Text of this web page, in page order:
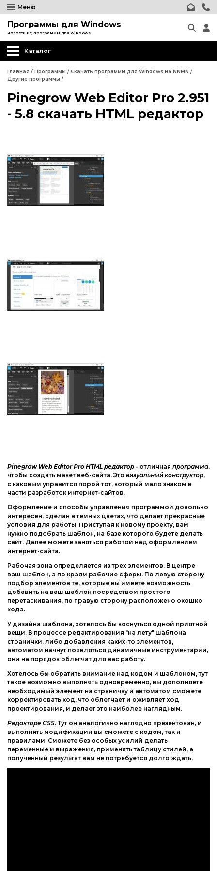
Меню
Программы для Windows
новости ит, программы для windows
Каталог
Программы для Бизнеса
Дизайн - графика
Обработка текста
Образование
Другие ОС
Драйвера
Главная / Программы / Скачать программы для Windows на NNMN /
Другие программы /
Pinegrow Web Editor Pro 2.951
- 5.8 скачать HTML редактор
Pinegrow Web Editor Pro HTML редактор - отличная программа,
чтобы создать макет веб-сайта. Это визуальный конструктор,
с каковым управится порой тот, который мало знаком в
части разработок интернет-сайтов.
Оформление и способы управления программой довольно
интересен, сделан в темных цветах, что делает прекрасные
условия для работы. Приступая к новому проекту, вам
нужно подобрать шаблон, на базе которого будете делать
сайт. Далее можете заняться работой над оформлением
интернет-сайта.
Рабочая зона определяется из трех элементов. В центре
ваш шаблон, а по краям рабочие сферы. По левую сторону
подбор элементов те, которые вы имеете возможность
добавить на ваш шаблон посредством простого
перетаскивания, по правую сторону расположено окошко
кода.
У дизайна шаблона, хотелось бы коснуться одной приятной
вещи. В процессе редактирования "на лету" шаблона
странички, либо добавления каких-то элементов,
автоматом начнут появляться динамичные инструментарии,
они на порядок облегчат для вас работу.
Хотелось бы обратить внимание над кодом и шаблоном, тут
такое возможно выполнять одновременно, вы дополняете
необходимый элемент на страничку и автоматом сможете
корректировать код, что облегчает и оживляет ход
проектирования, и делает это наиболее наглядным.
Редакторе CSS. Тут он аналогично наглядно презентован, и
выполнять модификации вы сможете с кодом, так и
правилами. Сможете без особых усилий делать
переменные и выражения, применять таблицу стилей, а
полученный результат вам не потребуется долго ждать.
Другие программы
Программы для Бизнеса
Дизайн - графика